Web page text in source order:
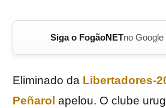
Siga o FogãoNETno
Eliminado da Libertadores-
Peñarol apelou. O clube